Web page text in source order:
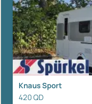
Knaus Sport
420 QD